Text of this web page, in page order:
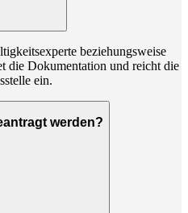
beziehungsweise
die Dokumentation und reicht die
ein.
werden?